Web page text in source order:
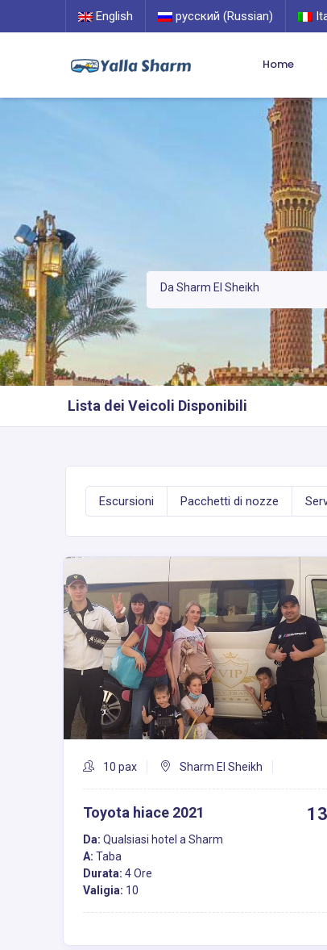
English русский (Russian)
Home
Lista dei Veicoli Disponibili
Escursioni Pacchetti di nozze
10 pax Sharm El Sheikh
Toyota hiace 2021
Da: Qualsiasi hotel a Sharm
A: Taba
Durata: 4 Ore
Valigia: 10